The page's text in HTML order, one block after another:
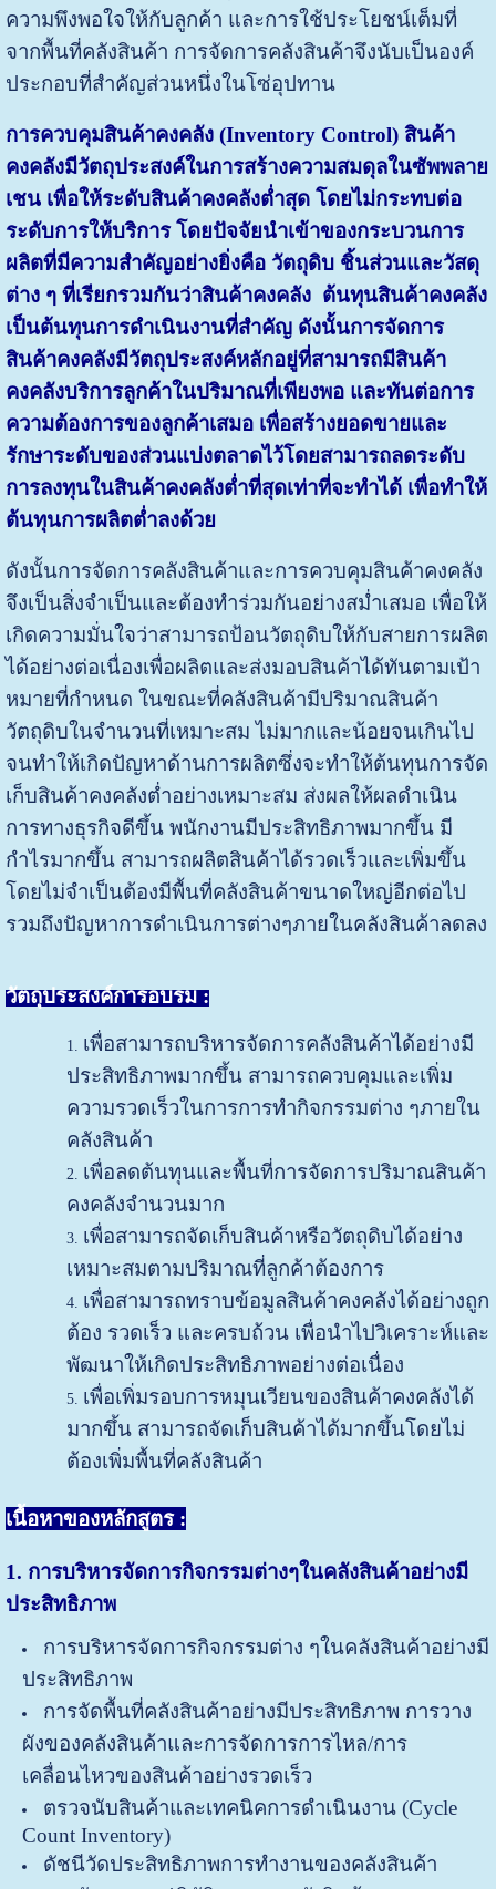
ความพึงพอใจให้กับลูกค้า และการใช้ประโยชน์เต็มที่
จากพื้นที่คลังสินค้า การจัดการคลังสินค้าจึงนับเป็นองค์
ประกอบที่สำคัญส่วนหนึ่งในโซ่อุปทาน
การควบคุมสินค้าคงคลัง (Inventory Control) สินค้า
คงคลังมีวัตถุประสงค์ในการสร้างความสมดุลในซัพพลาย
เชน เพื่อให้ระดับสินค้าคงคลังต่ำสุด โดยไม่กระทบต่อ
ระดับการให้บริการ โดยปัจจัยนำเข้าของกระบวนการ
ผลิตที่มีความสำคัญอย่างยิ่งคือ วัตถุดิบ ชิ้นส่วนและวัสดุ
ต่าง ๆ ที่เรียกรวมกันว่าสินค้าคงคลัง ต้นทุนสินค้าคงคลัง
เป็นต้นทุนการดำเนินงานที่สำคัญ ดังนั้นการจัดการ
สินค้าคงคลังมีวัตถุประสงค์หลักอยู่ที่สามารถมีสินค้า
คงคลังบริการลูกค้าในปริมาณที่เพียงพอ และทันต่อการ
ความต้องการของลูกค้าเสมอ เพื่อสร้างยอดขายและ
รักษาระดับของส่วนแบ่งตลาดไว้โดยสามารถลดระดับ
การลงทุนในสินค้าคงคลังต่ำที่สุดเท่าที่จะทำได้ เพื่อทำให้
ต้นทุนการผลิตต่ำลงด้วย
ดังนั้นการจัดการคลังสินค้าและการควบคุมสินค้าคงคลัง
จึงเป็นสิ่งจำเป็นและต้องทำร่วมกันอย่างสม่ำเสมอ เพื่อให้
เกิดความมั่นใจว่าสามารถป้อนวัตถุดิบให้กับสายการผลิต
ได้อย่างต่อเนื่องเพื่อผลิตและส่งมอบสินค้าได้ทันตามเป้า
หมายที่กำหนด ในขณะที่คลังสินค้ามีปริมาณสินค้า
วัตถุดิบในจำนวนที่เหมาะสม ไม่มากและน้อยจนเกินไป
จนทำให้เกิดปัญหาด้านการผลิตซึ่งจะทำให้ต้นทุนการจัด
เก็บสินค้าคงคลังต่ำอย่างเหมาะสม ส่งผลให้ผลดำเนิน
การทางธุรกิจดีขึ้น พนักงานมีประสิทธิภาพมากขึ้น มี
กำไรมากขึ้น สามารถผลิตสินค้าได้รวดเร็วและเพิ่มขึ้น
โดยไม่จำเป็นต้องมีพื้นที่คลังสินค้าขนาดใหญ่อีกต่อไป
รวมถึงปัญหาการดำเนินการต่างๆภายในคลังสินค้าลดลง
วัตถุประสงค์การอบรม :
เพื่อสามารถบริหารจัดการคลังสินค้าได้อย่างมี
ประสิทธิภาพมากขึ้น สามารถควบคุมและเพิ่ม
ความรวดเร็วในการการทำกิจกรรมต่าง ๆภายใน
คลังสินค้า
เพื่อลดต้นทุนและพื้นที่การจัดการปริมาณสินค้า
คงคลังจำนวนมาก
เพื่อสามารถจัดเก็บสินค้าหรือวัตถุดิบได้อย่าง
เหมาะสมตามปริมาณที่ลูกค้าต้องการ
เพื่อสามารถทราบข้อมูลสินค้าคงคลังได้อย่างถูก
ต้อง รวดเร็ว และครบถ้วน เพื่อนำไปวิเคราะห์และ
พัฒนาให้เกิดประสิทธิภาพอย่างต่อเนื่อง
เพื่อเพิ่มรอบการหมุนเวียนของสินค้าคงคลังได้
มากขึ้น สามารถจัดเก็บสินค้าได้มากขึ้นโดยไม่
ต้องเพิ่มพื้นที่คลังสินค้า
เนื้อหาของหลักสูตร :
1. การบริหารจัดการกิจกรรมต่างๆในคลังสินค้าอย่างมี
ประสิทธิภาพ
การบริหารจัดการกิจกรรมต่าง ๆในคลังสินค้าอย่างมี
ประสิทธิภาพ
การจัดพื้นที่คลังสินค้าอย่างมีประสิทธิภาพ การวาง
ผังของคลังสินค้าและการจัดการการไหล/การ
เคลื่อนไหวของสินค้าอย่างรวดเร็ว
ตรวจนับสินค้าและเทคนิคการดำเนินงาน (Cycle
Count Inventory)
ดัชนีวัดประสิทธิภาพการทำงานของคลังสินค้า